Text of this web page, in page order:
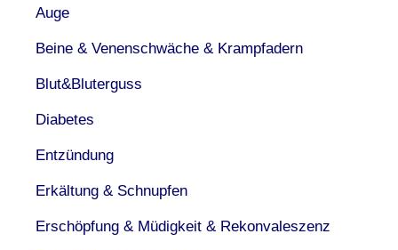
Auge
Beine & Venenschwäche & Krampfadern
Blut&Bluterguss
Diabetes
Entzündung
Erkältung & Schnupfen
Erschöpfung & Müdigkeit & Rekonvaleszenz